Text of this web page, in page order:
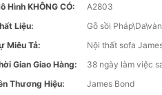
Hình KHÔNG CÓ:
A2803
Liệu:
Gỗ sồi
Miêu Tả:
Nội thất sofa
Gian Giao Hàng:
38 ngày làm việc
Thương Hiệu:
James Bond